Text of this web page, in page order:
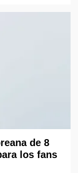
de 8
los fans